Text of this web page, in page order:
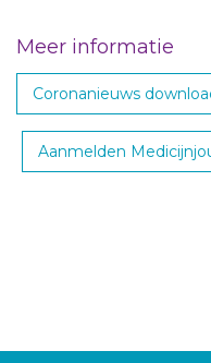
Meer informatie
Coronanieuws
Aanmelden